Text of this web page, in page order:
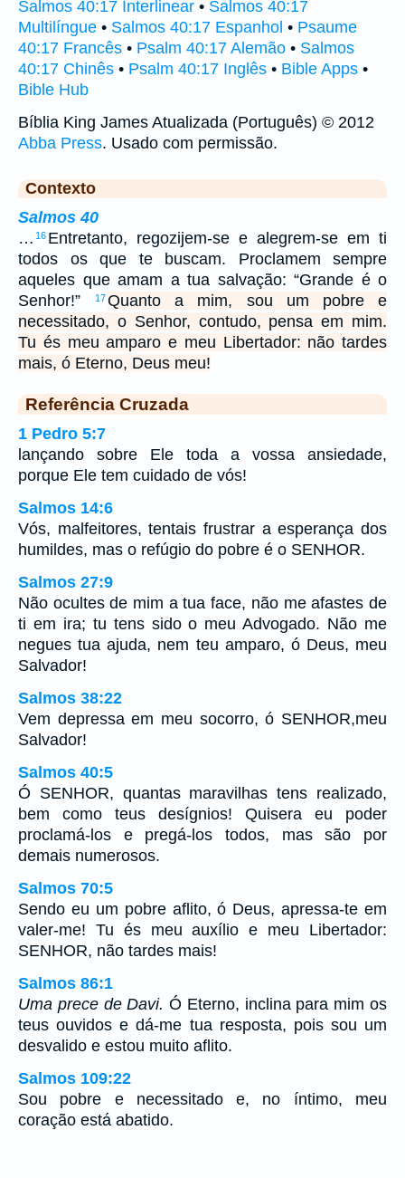
Salmos 40:17 Interlinear • Salmos 40:17
Multilíngue • Salmos 40:17 Espanhol • Psaume
40:17 Francês • Psalm 40:17 Alemão • Salmos
40:17 Chinês • Psalm 40:17 Inglês • Bible Apps •
Bible Hub
Bíblia King James Atualizada (Português) © 2012
Abba Press. Usado com permissão.
Contexto
Salmos 40
… 16 Entretanto, regozijem-se e alegrem-se em ti
todos os que te buscam. Proclamem sempre
aqueles que amam a tua salvação: “Grande é o
Senhor!”
17Quanto a mim, sou um pobre e
necessitado, o Senhor, contudo, pensa em mim.
Tu és meu amparo e meu Libertador: não tardes
mais, ó Eterno, Deus meu!
Referência Cruzada
1 Pedro 5:7
lançando sobre Ele toda a vossa ansiedade,
porque Ele tem cuidado de vós!
Salmos 14:6
Vós, malfeitores, tentais frustrar a esperança dos
humildes, mas o refúgio do pobre é o SENHOR.
Salmos 27:9
Não ocultes de mim a tua face, não me afastes de
ti em ira; tu tens sido o meu Advogado. Não me
negues tua ajuda, nem teu amparo, ó Deus, meu
Salvador!
Salmos 38:22
Vem depressa em meu socorro, ó SENHOR,meu
Salvador!
Salmos 40:5
Ó SENHOR, quantas maravilhas tens realizado,
bem como teus desígnios! Quisera eu poder
proclamá-los e pregá-los todos, mas são por
demais numerosos.
Salmos 70:5
Sendo eu um pobre aflito, ó Deus, apressa-te em
valer-me! Tu és meu auxílio e meu Libertador:
SENHOR, não tardes mais!
Salmos 86:1
Uma prece de Davi. Ó Eterno, inclina para mim os
teus ouvidos e dá-me tua resposta, pois sou um
desvalido e estou muito aflito.
Salmos 109:22
Sou pobre e necessitado e, no íntimo, meu
coração está abatido.